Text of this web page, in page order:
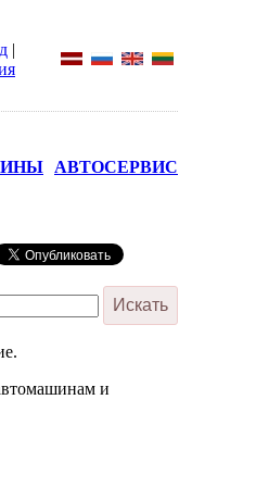
|
АВТОСЕРВИС
и